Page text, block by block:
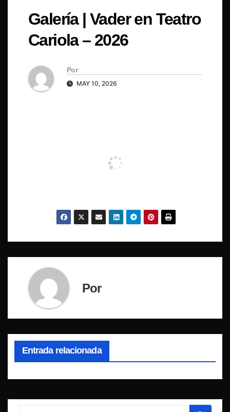
Galería | Vader en Teatro
Cariola – 2026
Por
MAY 10, 2026
Por
Entrada relacionada